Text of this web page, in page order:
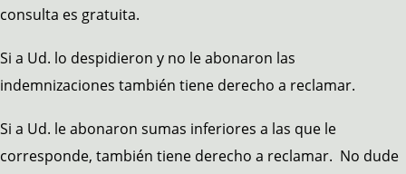
consulta es gratuita.
Si a Ud. lo despidieron y no le abonaron las
indemnizaciones también tiene derecho a reclamar.
Si a Ud. le abonaron sumas inferiores a las que le
corresponde, también tiene derecho a reclamar. No dude